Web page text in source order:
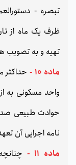
تبصره -
ظرف یک ماه از
تهیه و به تصویب
ماده 10 -
حداکثر
واحد مسکونی به
نامه اجرایی آن
ماده 11 -